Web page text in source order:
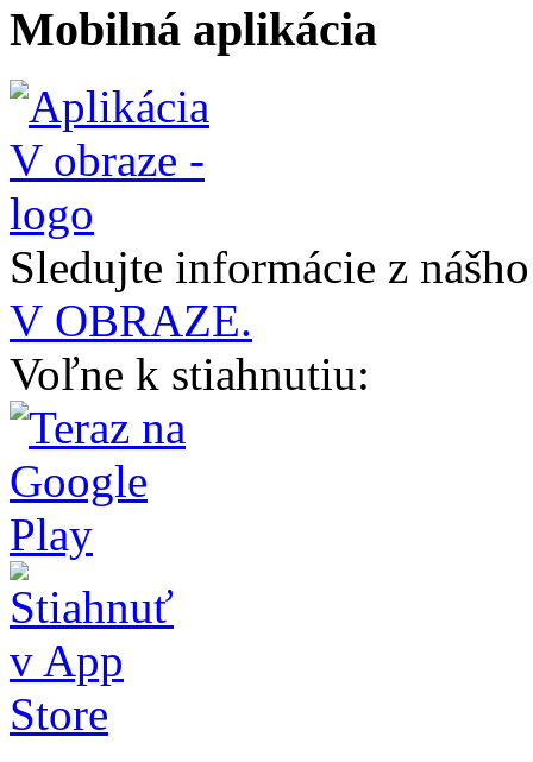
Mobilná aplikácia
Sledujte informácie z
V OBRAZE.
Voľne k stiahnutiu: